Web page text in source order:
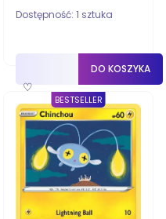
Dostępność: 1 sztuka
♡
DO KOSZYKA
BESTSELLER